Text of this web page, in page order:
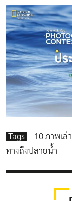
Tags 10 ภาพเล่
ทางถึงปลายน้ำ